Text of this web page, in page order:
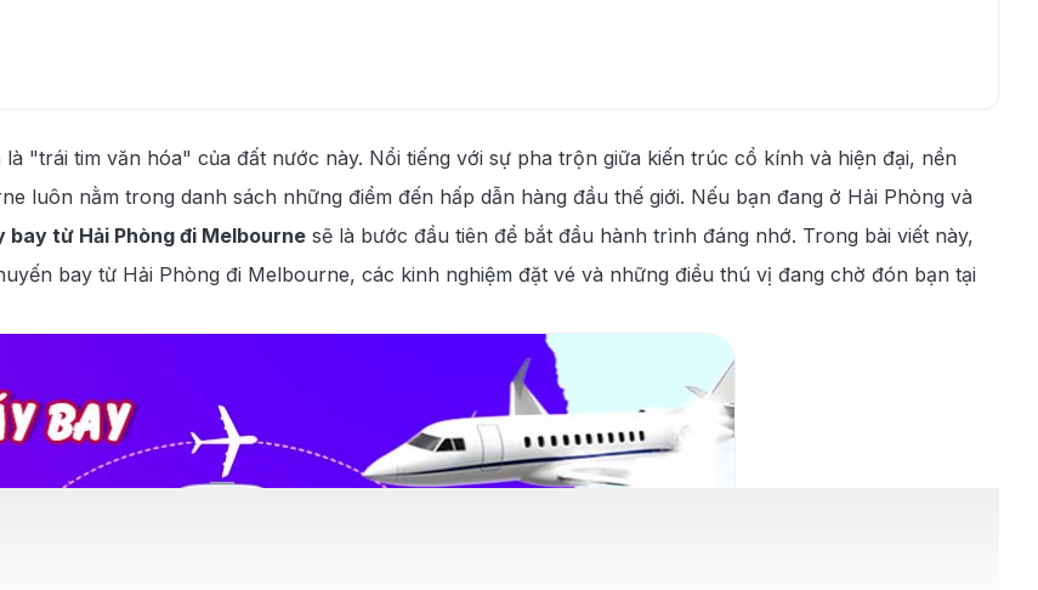
"trái tim văn hóa" của đất nước này. Nổi tiếng với sự pha trộn giữa kiến trúc cổ kính và hiện đại, nền
luôn nằm trong danh sách những điểm đến hấp dẫn hàng đầu thế giới. Nếu bạn đang ở Hải Phòng và
bay từ Hải Phòng đi Melbourne sẽ là bước đầu tiên để bắt đầu hành trình đáng nhớ. Trong bài viết này,
bay từ Hải Phòng đi Melbourne, các kinh nghiệm đặt vé và những điều thú vị đang chờ đón bạn tại